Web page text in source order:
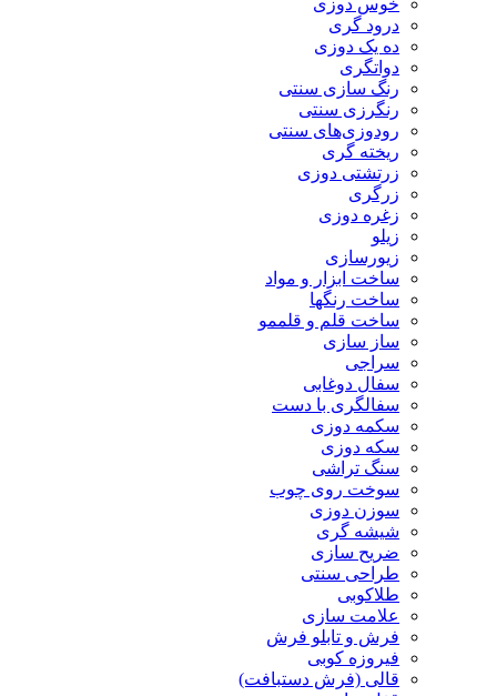
خوس دوزی
درود گری
ده یک دوزی
دواتگری
رنگ سازی سنتی
رنگرزی سنتی
رودوزی‌های سنتی
ریخته گری
زرتشتی دوزی
زرگری
زغره دوزی
زیلو
زیورسازی
ساخت ابزار و مواد
ساخت رنگها
ساخت قلم و قلممو
ساز سازی
سراجی
سفال دوغابی
سفالگری با دست
سکمه دوزی
سکه دوزی
سنگ تراشی
سوخت روی چوب
سوزن دوزی
شیشه گری
ضریح سازی
طراحی سنتی
طلاکوبی
علامت سازی
فرش و تابلو فرش
فیروزه کوبی
قالی (فرش دستبافت)